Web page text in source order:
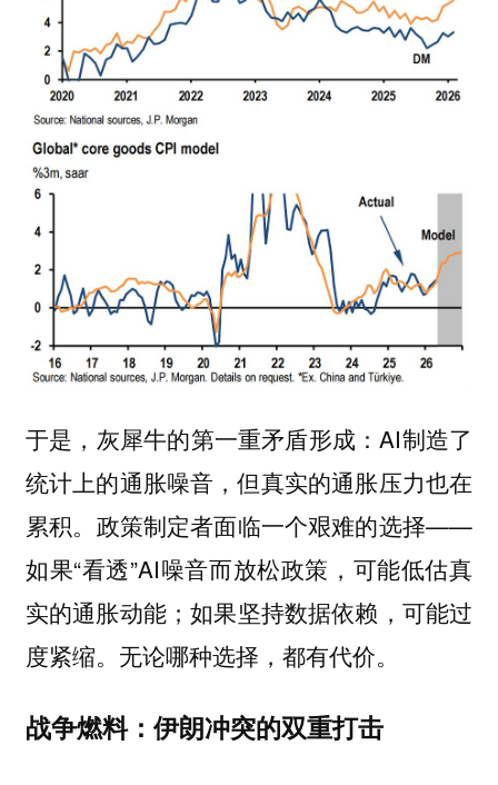
于是，灰犀牛的第一重矛盾形成：AI制造了
统计上的通胀噪音，但真实的通胀压力也在
累积。政策制定者面临一个艰难的选择——
如果“看透”AI噪音而放松政策，可能低估真
实的通胀动能；如果坚持数据依赖，可能过
度紧缩。无论哪种选择，都有代价。
战争燃料：伊朗冲突的双重打击